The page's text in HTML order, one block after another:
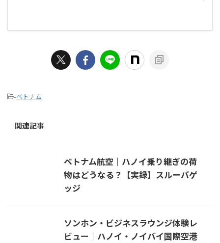
-ベトナム
関連記事
ベトナム航空｜ハノイ乗り継ぎの荷
物はどうなる？【実録】スルーバゲ
ッジ
ソンホン・ビジネスラウンジ体験レ
ビュー｜ハノイ・ノイバイ国際空港